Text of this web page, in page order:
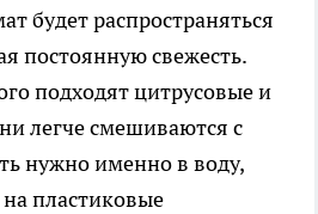
будет распространяться
постоянную свежесть.
подходят цитрусовые и
легче смешиваются с
нужно именно в воду,
пластиковые